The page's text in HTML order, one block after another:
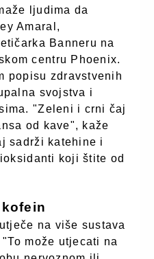
ljudima da
Amaral,
Banneru na
centru Phoenix.
popisu zdravstvenih
svojstva i
"Zeleni i crni čaj
od kave", kaže
sadrži katehine i
koji štite od
na više sustava
može utjecati na